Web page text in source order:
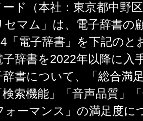
ド（本社：東京都中野
マム」は、電子辞書の
「電子辞書」を下記のと
辞書を2022年以降に入
辞書について、「総合満
検索機能」「音声品質」
ォーマンス」の満足度